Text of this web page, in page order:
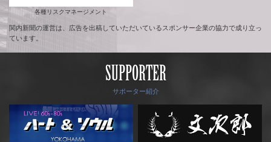
各種リスクマネージメント
関内新聞の運営は、広告を出稿していただいているスポンサー企業の協力で成り立っ
ています。
SUPPORTER
サポーター紹介